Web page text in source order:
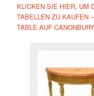
KLICKEN SIE HIER, UM
TABELLEN ZU KAUFEN
TABLE AUF